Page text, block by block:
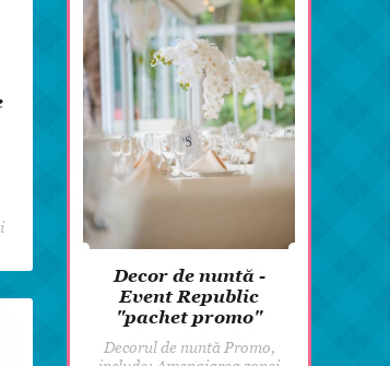
Decor de nuntă -
Event Republic
"pachet promo"
Decorul de nuntă Promo,